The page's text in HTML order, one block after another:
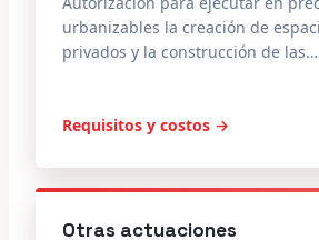
urbanizables la creación de
privados y la construcción de las…
Requisitos y costos →
Otras actuaciones